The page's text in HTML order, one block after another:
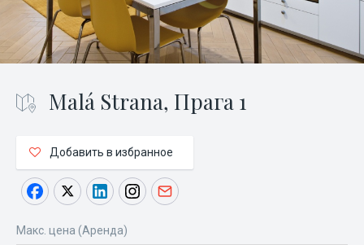
Malá Strana, Прага 1
Добавить в избранное
Макс. цена (Аренда)